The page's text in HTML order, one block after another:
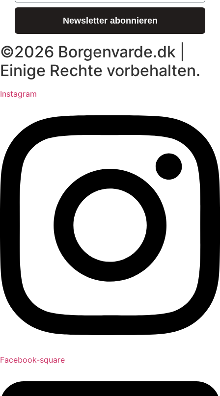
Newsletter abonnieren
©2026 Borgenvarde.dk |
Einige Rechte vorbehalten.
Instagram
Facebook-square